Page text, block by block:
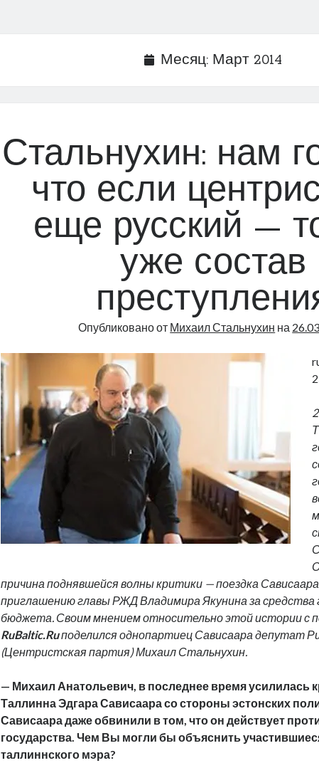
Месяц: Март 2014
Стальнухин: нам
что если
еще русский —
уже состав
Опубликовано от Михаил Стальнухин на
причина поднявшейся волны критики — поездка
приглашению главы РЖД Владимира Якунина за средства
бюджета. Своим мнением относительно этой истории с
RuBaltic.Ruподелился однопартиец Сависаара депутат
(Центристская партия) Михаил Стальнухин.
— Михаил Анатольевич, в последнее время усилилась
Таллинна Эдгара Сависаара со стороны эстонских
Сависаара даже обвинили в том, что он действует
государства. Чем Вы могли бы объяснить
таллиннского мэра?